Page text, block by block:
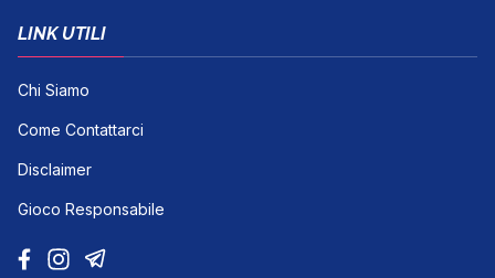
LINK UTILI
Chi Siamo
Come Contattarci
Disclaimer
Gioco Responsabile